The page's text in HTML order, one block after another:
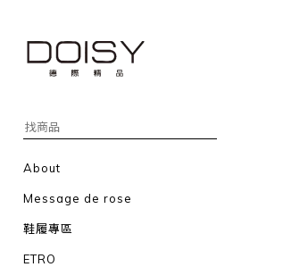
About
Message de rose
鞋履專區
ETRO